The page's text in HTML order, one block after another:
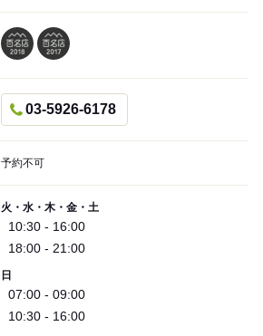
03-5926-6178
予約不可
火・水・木・金・土
10:30 - 16:00
18:00 - 21:00
日
07:00 - 09:00
10:30 - 16:00